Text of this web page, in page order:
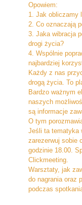
Opowiem:
1. Jak obliczamy
2. Co oznaczają
3. Jaka wibracja
drogi życia?
4. Wspólnie
najbardziej
Każdy z nas
drogą życia. To
Bardzo ważnym
naszych
są informacje
O tym
Jeśli ta tematyka
zarezerwuj sobie
godzinie 18.00.
Clickmeeting.
Warsztaty, jak
do nagrania oraz
podczas